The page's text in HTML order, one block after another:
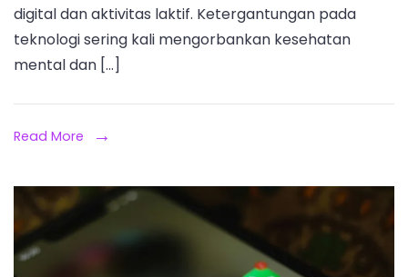
digital dan aktivitas laktif. Ketergantungan pada
teknologi sering kali mengorbankan kesehatan
mental dan […]
Read More